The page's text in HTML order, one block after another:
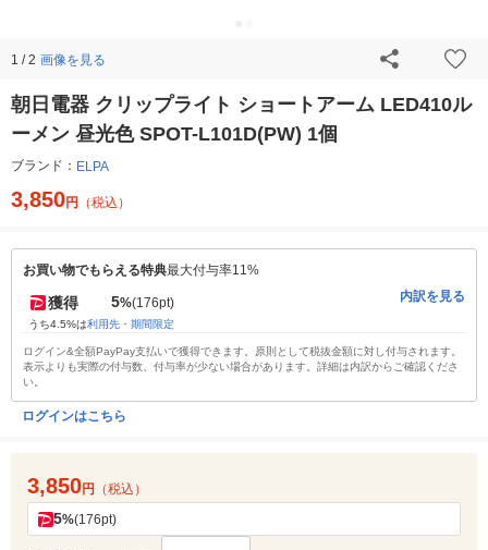
1 / 2 画像を見る
朝日電器 クリップライト ショートアーム LED410ル
ーメン 昼光色 SPOT-L101D(PW) 1個
ブランド： ELPA
3,850円 （税込）
お買い物でもらえる特典最大付与率11%
獲得 5%(176pt)
うち4.5%は利用先・期間限定
内訳を見る
ログイン&全額PayPay支払いで獲得できます。原則として税抜金額に対し付与されます。
表示よりも実際の付与数、付与率が少ない場合があります。詳細は内訳からご確認くださ
い。
ログインはこちら
3,850円 （税込）
5%(176pt)